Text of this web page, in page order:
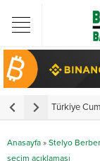
Anasayfa » Stelyo
seçim açıklaması